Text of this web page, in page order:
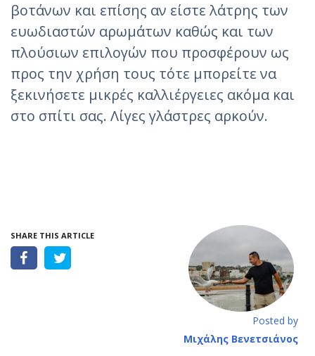
βοτάνων και επίσης αν είστε λάτρης των
ευωδιαστών αρωμάτων καθώς και των
πλούσιων επιλογών που προσφέρουν ως
προς την χρήση τους τότε μπορείτε να
ξεκινήσετε μικρές καλλιέργειες ακόμα και
στο σπίτι σας. Λίγες γλάστρες αρκούν.
SHARE THIS ARTICLE
Posted by
Μιχάλης Βενετσιάνος